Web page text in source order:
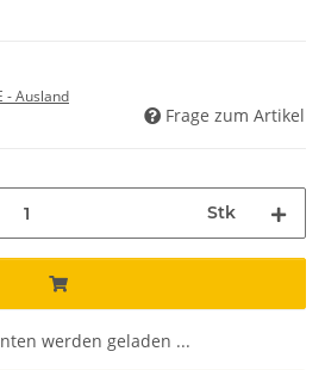
- Ausland
Frage zum Artikel
Stk
werden geladen ...